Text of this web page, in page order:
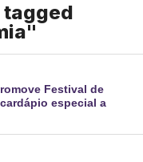
tagged
Festival de
especial a